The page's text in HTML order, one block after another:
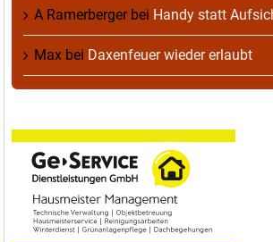
A Ramerbergerbei Handy statt
Max bei Daxenfeuer wieder erlaubt